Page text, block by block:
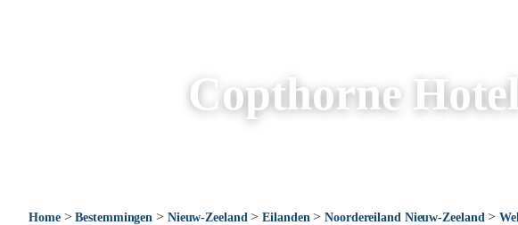
Copthorne
Home>Bestemmingen > Nieuw-Zeeland >Eilanden >Noordereiland Nieuw-Zeeland >